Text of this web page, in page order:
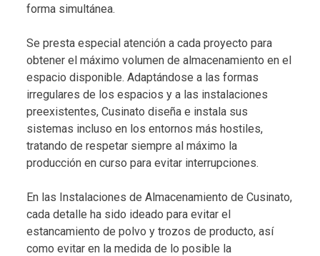
forma simultánea.
Se presta especial atención a cada proyecto para
obtener el máximo volumen de almacenamiento en el
espacio disponible. Adaptándose a las formas
irregulares de los espacios y a las instalaciones
preexistentes, Cusinato diseña e instala sus
sistemas incluso en los entornos más hostiles,
tratando de respetar siempre al máximo la
producción en curso para evitar interrupciones.
En las Instalaciones de Almacenamiento de Cusinato,
cada detalle ha sido ideado para evitar el
estancamiento de polvo y trozos de producto, así
como evitar en la medida de lo posible la